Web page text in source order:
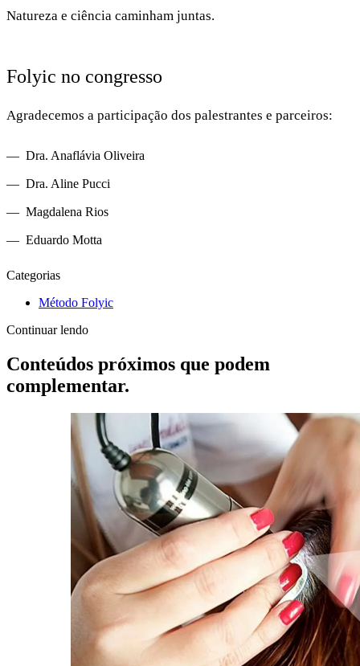
Natureza e ciência caminham juntas.
Folyic no congresso
Agradecemos a participação dos palestrantes e parceiros:
Dra. Anaflávia Oliveira
Dra. Aline Pucci
Magdalena Rios
Eduardo Motta
Categorias
Método Folyic
Continuar lendo
Conteúdos próximos que podem
complementar.